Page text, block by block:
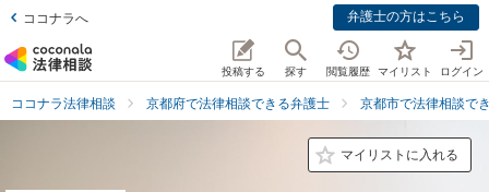
ココナラへ 弁護士の方はこちら
投稿する 探す 閲覧履歴 マイリスト ログイン
ココナラ法律相談 京都府で法律相談できる弁護士 京都市で法律相談で
マイリストに入れる